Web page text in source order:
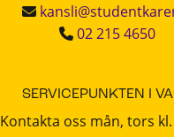
02 215 4650
SERVICEPUNKTEN I
Kontakta oss mån, tors kl.